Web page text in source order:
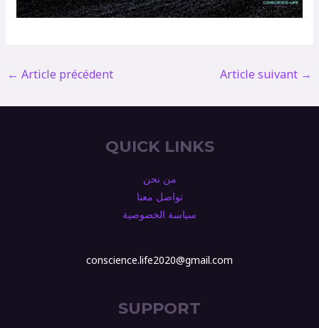
← Article précédent Article suivant →
QUICK LINKS
من نحن
تواصل معنا
سياسة الخصوصية
conscience.life2020@gmail.com
SUPPORT